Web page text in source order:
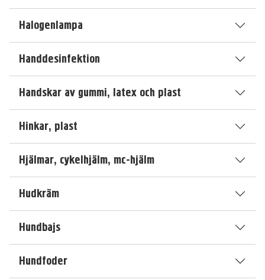
Halogenlampa
Handdesinfektion
Handskar av gummi, latex och plast
Hinkar, plast
Hjälmar, cykelhjälm, mc-hjälm
Hudkräm
Hundbajs
Hundfoder